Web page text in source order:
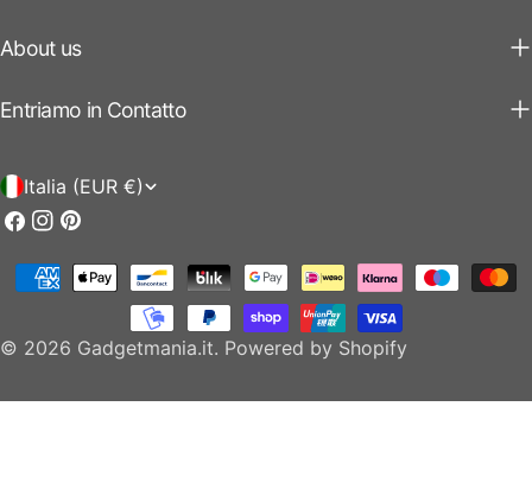
About us
Entriamo in Contatto
P
a
e
Italia (EUR €)
Facebook
Instagram
Pinterest
© 2026 Gadgetmania.it. Powered by Shopify
Modalità
pagamento